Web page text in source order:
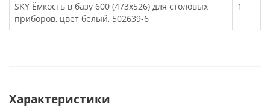
SKY Ёмкость в базу 600 (473х526) для столовых
приборов, цвет белый, 502639-6
1
Характеристики